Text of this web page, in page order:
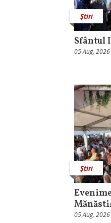
Știri
Sfântul
05 Aug, 2026
Știri
05 Aug, 2026